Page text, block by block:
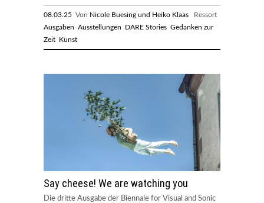
08.03.25 Von Nicole Buesing und Heiko Klaas Ressort
Ausgaben Ausstellungen DARE Stories Gedanken zur
Zeit Kunst
Say cheese! We are watching you
Die dritte Ausgabe der Biennale for Visual and Sonic